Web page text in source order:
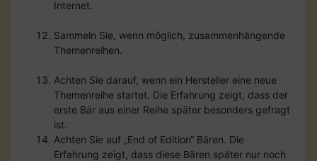
Internet.
Sammeln Sie, wenn möglich, zusammenhängende
Themenreihen.
Achten Sie darauf, wenn ein Hersteller eine neue
Themenreihe startet. Die Erfahrung zeigt, dass der
erste Bär aus einer Reihe später besonders gefragt
ist.
Achten Sie auf „End of Edition“ Bären. Die
Erfahrung zeigt, dass diese Bären später nur noch